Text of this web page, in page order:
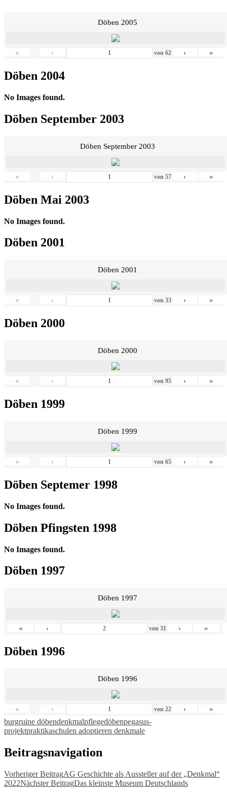
Döben 2005
« ‹ von 62 › »
Döben 2004
No Images found.
Döben September 2003
Döben September 2003
« ‹ von 57 › »
Döben Mai 2003
No Images found.
Döben 2001
Döben 2001
« ‹ von 33 › »
Döben 2000
Döben 2000
« ‹ von 95 › »
Döben 1999
Döben 1999
« ‹ von 65 › »
Döben Septemer 1998
No Images found.
Döben Pfingsten 1998
No Images found.
Döben 1997
Döben 1997
« ‹ von 31 › »
Döben 1996
Döben 1996
« ‹ von 22 › »
burgruine döbendenkmalpflegedöbenpegasus-
projektpraktikaschulen adoptieren denkmale
Beitragsnavigation
Vorheriger BeitragAG Geschichte als Aussteller auf der „Denkmal“
2022Nächster BeitragDas kleinste Museum Deutschlands